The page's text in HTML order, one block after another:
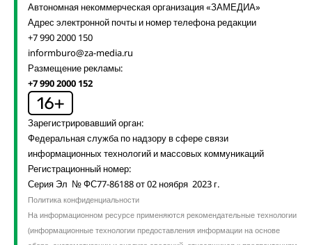
Автономная некоммерческая организация «ЗАМЕДИА»
Адрес электронной почты и номер телефона редакции
+7 990 2000 150
informburo@za-media.ru
Размещение рекламы:
+7 990 2000 152
Зарегистрировавший орган:
Федеральная служба по надзору в сфере связи
информационных технологий и массовых коммуникаций
Регистрационный номер:
Серия Эл № ФС77-86188 от 02 ноября 2023 г.
Политика конфиденциальности
На информационном ресурсе применяются рекомендательные технологии
(информационные технологии предоставления информации на основе